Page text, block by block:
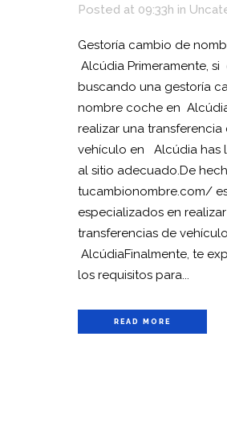
Posted at 09:33h in
Gestoría cambio de
Alcúdia Primeramente, si
buscando una gestoría
nombre coche en
realizar una transferencia
vehículo en Alcúdia has
al sitio adecuado.De
tucambionombre.com/
especializados en realizar
transferencias de
AlcúdiaFinalmente, te
los requisitos para...
READ MORE